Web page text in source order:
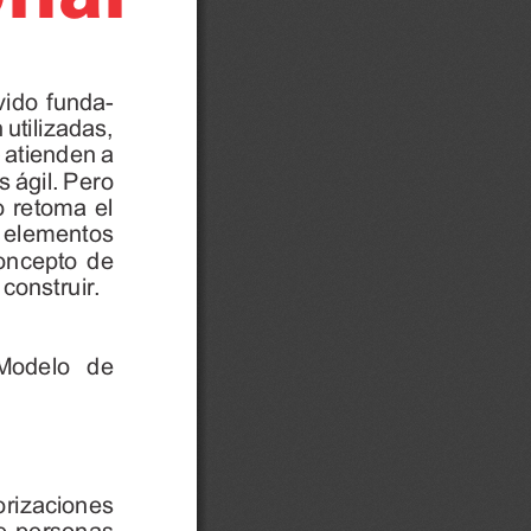
funda-
utilizadas,
atienden a
ágil. Pero
retoma el
elementos
de
construir.
de